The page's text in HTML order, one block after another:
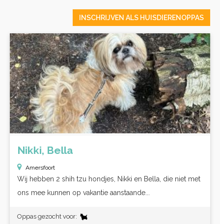
INSCHRIJVEN ALS HUISDIERENOPPAS
Nikki, Bella
Amersfoort
Wij hebben 2 shih tzu hondjes, Nikki en Bella, die niet met
ons mee kunnen op vakantie aanstaande...
Oppas gezocht voor: